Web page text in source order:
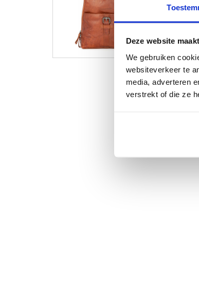
Deze website
We gebruiken
websiteverkeer te
media, adverteren
verstrekt of die ze